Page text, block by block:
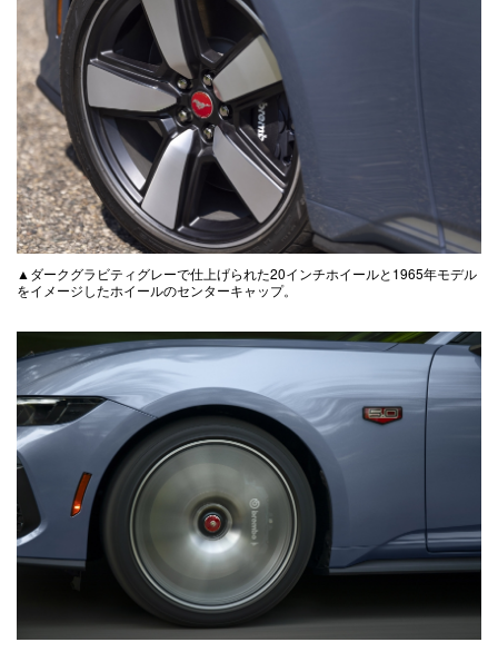
▲ダークグラビティグレーで仕上げられた20インチホイールと1965年モデル
をイメージしたホイールのセンターキャップ。